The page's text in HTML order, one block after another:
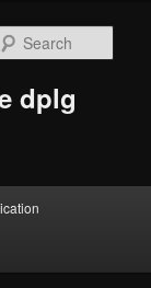
dplg